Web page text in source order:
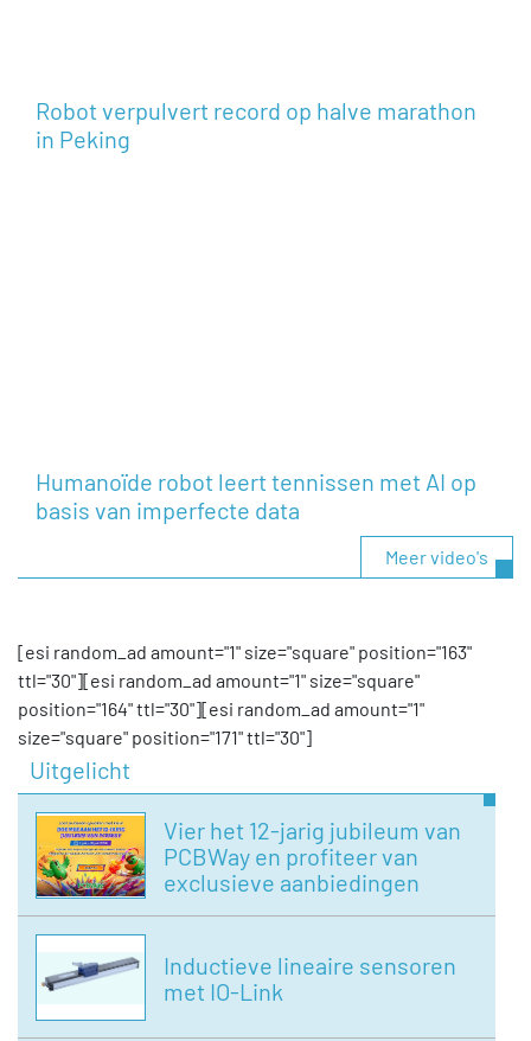
Robot verpulvert record op halve marathon
in Peking
Humanoïde robot leert tennissen met AI op
basis van imperfecte data
Meer video's
[esi random_ad amount="1" size="square" position="163"
ttl="30"][esi random_ad amount="1" size="square"
position="164" ttl="30"][esi random_ad amount="1"
size="square" position="171" ttl="30"]
Uitgelicht
Vier het 12-jarig jubileum van
PCBWay en profiteer van
exclusieve aanbiedingen
Inductieve lineaire sensoren
met IO-Link